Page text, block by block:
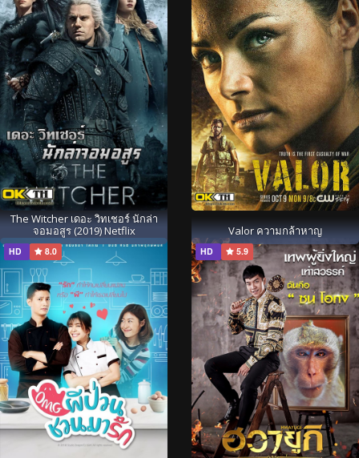
The Witcher เดอะ วิทเชอร์ นักล่า
จอมอสูร (2019) Netflix
Valor ความกล้าหาญ
HD 8.0 HD 5.9